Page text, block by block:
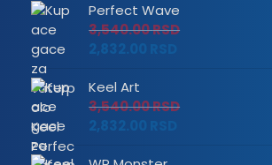
Perfect Wave
3,540.00RSD
2,832.00
Keel Art
3,540.00RSD
2,832.00